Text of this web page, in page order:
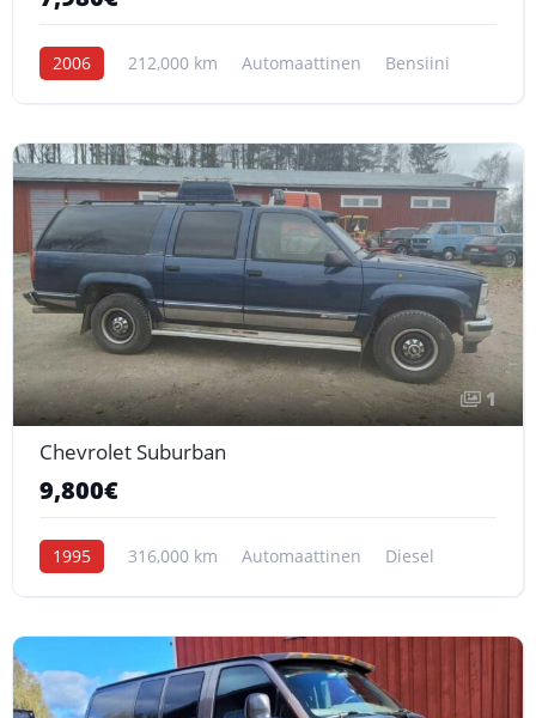
2006 212,000 km Automaattinen Bensiini
1
Chevrolet Suburban
9,800€
1995 316,000 km Automaattinen Diesel